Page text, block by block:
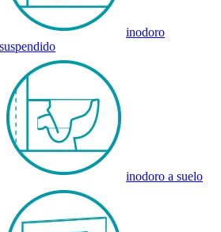
inodoro
suspendido
inodoro a suelo